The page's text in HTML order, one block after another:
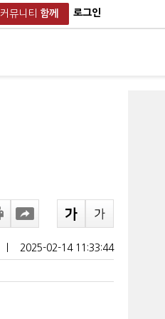
커뮤니티 함께 로그인
2025-02-14 11:33:44